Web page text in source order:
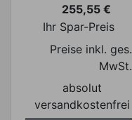
Preis
255,55 €
Ihr Spar-Preis
Preise inkl. ges.
MwSt.
absolut
versandkostenfrei